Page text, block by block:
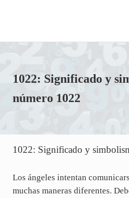
1022: Significado y
número 1022
1022: Significado y
Los ángeles intentan
muchas maneras diferentes.